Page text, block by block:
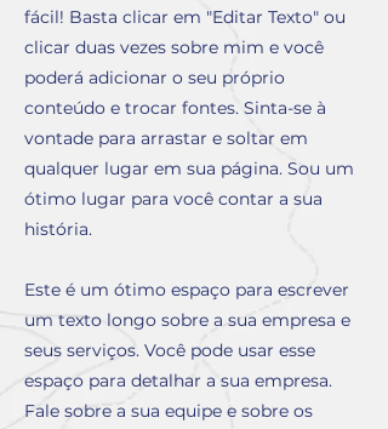
fácil! Basta clicar em "Editar Texto" ou
clicar duas vezes sobre mim e você
poderá adicionar o seu próprio
conteúdo e trocar fontes. Sinta-se à
vontade para arrastar e soltar em
qualquer lugar em sua página. Sou um
ótimo lugar para você contar a sua
história.
Este é um ótimo espaço para escrever
um texto longo sobre a sua empresa e
seus serviços. Você pode usar esse
espaço para detalhar a sua empresa.
Fale sobre a sua equipe e sobre os